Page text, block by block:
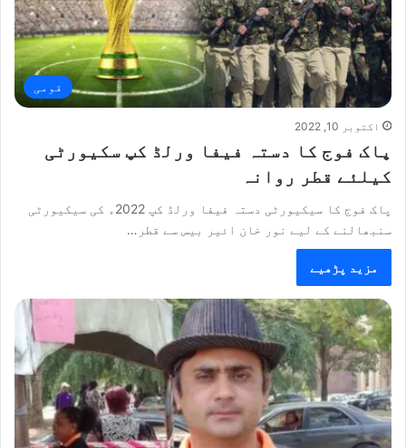
قومی
اکتوبر 10, 2022
پاک فوج کا دستہ فیفا ورلڈ کپ سکیورٹی
کیلئے قطر روانہ
پاک فوج کا سیکیورٹی دستہ فیفا ورلڈ کپ 2022ء کی سیکیورٹی
سنبھالنے کے لیے نور خان ائیر بیس سے قطر…
مزید پڑھیے